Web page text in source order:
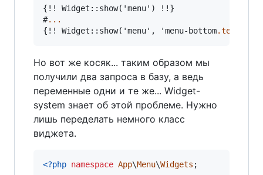
{!! Widget::show('menu') !!}
#...
{!! Widget::show('menu', 'menu-bottom.template
Но вот же косяк... таким образом мы
получили два запроса в базу, а ведь
переменные одни и те же... Widget-
system знает об этой проблеме. Нужно
лишь переделать немного класс
виджета.
<?php namespace App\Menu\Widgets ;